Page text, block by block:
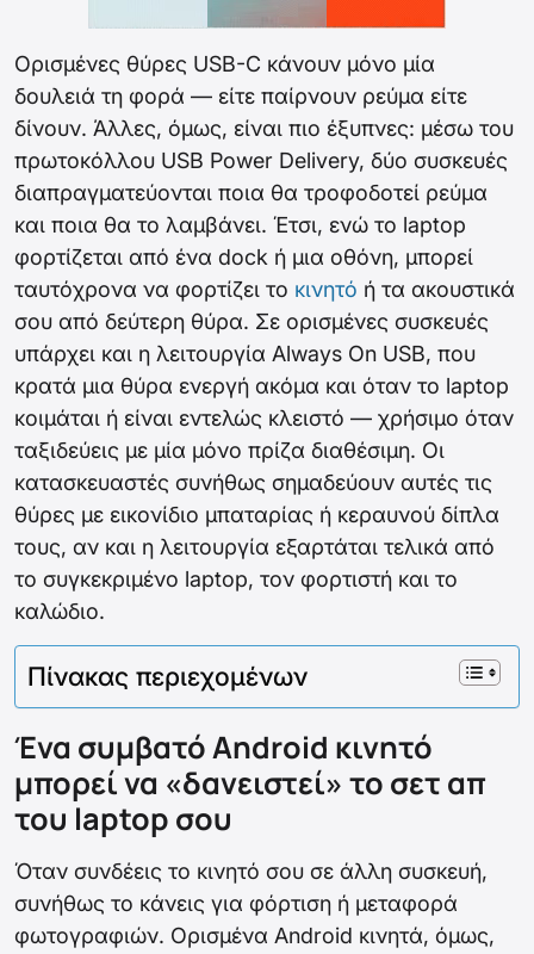
Ορισμένες θύρες USB-C κάνουν μόνο μία
δουλειά τη φορά — είτε παίρνουν ρεύμα είτε
δίνουν. Άλλες, όμως, είναι πιο έξυπνες: μέσω του
πρωτοκόλλου USB Power Delivery, δύο συσκευές
διαπραγματεύονται ποια θα τροφοδοτεί ρεύμα
και ποια θα το λαμβάνει. Έτσι, ενώ το laptop
φορτίζεται από ένα dock ή μια οθόνη, μπορεί
ταυτόχρονα να φορτίζει το κινητό ή τα ακουστικά
σου από δεύτερη θύρα. Σε ορισμένες συσκευές
υπάρχει και η λειτουργία Always On USB, που
κρατά μια θύρα ενεργή ακόμα και όταν το laptop
κοιμάται ή είναι εντελώς κλειστό — χρήσιμο όταν
ταξιδεύεις με μία μόνο πρίζα διαθέσιμη. Οι
κατασκευαστές συνήθως σημαδεύουν αυτές τις
θύρες με εικονίδιο μπαταρίας ή κεραυνού δίπλα
τους, αν και η λειτουργία εξαρτάται τελικά από
το συγκεκριμένο laptop, τον φορτιστή και το
καλώδιο.
Πίνακας περιεχομένων
Ένα συμβατό Android κινητό
μπορεί να «δανειστεί» το σετ απ
του laptop σου
Όταν συνδέεις το κινητό σου σε άλλη συσκευή,
συνήθως το κάνεις για φόρτιση ή μεταφορά
φωτογραφιών. Ορισμένα Android κινητά, όμως,